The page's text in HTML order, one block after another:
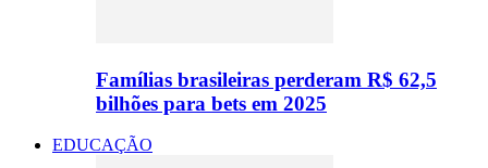
Famílias brasileiras perderam R$ 62,5
bilhões para bets em 2025
EDUCAÇÃO